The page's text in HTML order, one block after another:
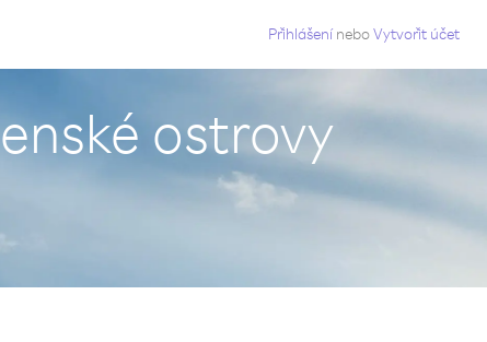
Přihlášení neboVytvořit účet
ostrovy